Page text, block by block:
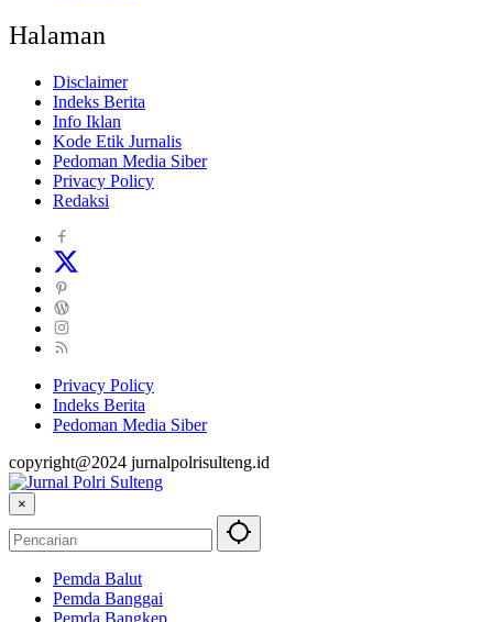
Halaman
Disclaimer
Indeks Berita
Info Iklan
Kode Etik Jurnalis
Pedoman Media Siber
Privacy Policy
Redaksi
Privacy Policy
Indeks Berita
Pedoman Media Siber
copyright@2024 jurnalpolrisulteng.id
×
Pemda Balut
Pemda Banggai
Pemda Bangkep